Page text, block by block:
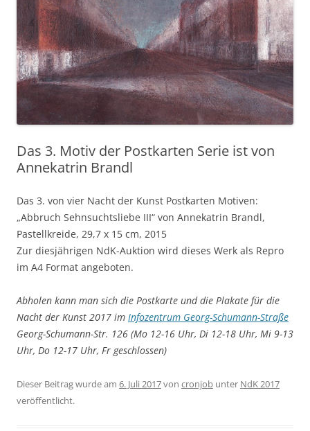
Das 3. Motiv der Postkarten Serie ist von
Annekatrin Brandl
Das 3. von vier Nacht der Kunst Postkarten Motiven:
„Abbruch Sehnsuchtsliebe III“ von Annekatrin Brandl,
Pastellkreide, 29,7 x 15 cm, 2015
Zur diesjährigen NdK-Auktion wird dieses Werk als Repro
im A4 Format angeboten.
Abholen kann man sich die Postkarte und die Plakate für die
Nacht der Kunst 2017 im Infozentrum Georg-Schumann-Straße
Georg-Schumann-Str. 126 (Mo 12-16 Uhr, Di 12-18 Uhr, Mi 9-13
Uhr, Do 12-17 Uhr, Fr geschlossen)
Dieser Beitrag wurde am 6. Juli 2017von cronjob unter NdK 2017
veröffentlicht.